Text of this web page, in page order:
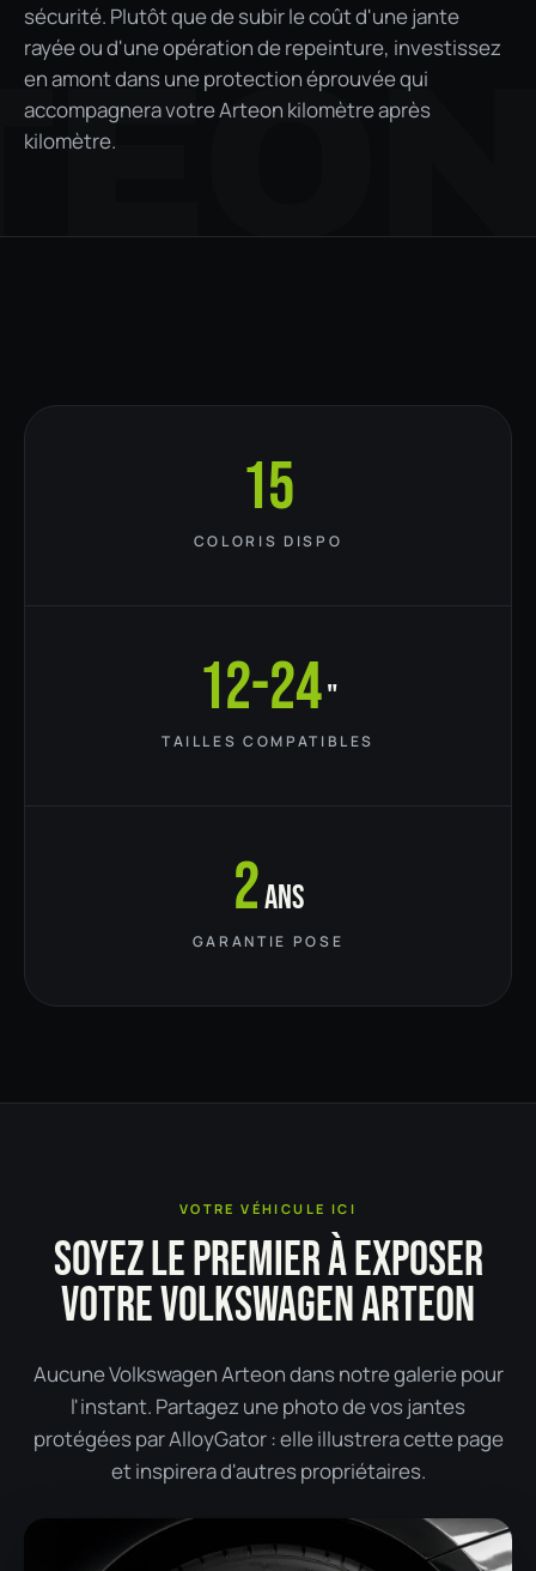
sécurité. Plutôt que de subir le coût d'une jante
rayée ou d'une opération de repeinture, investissez
en amont dans une protection éprouvée qui
accompagnera votre Arteon kilomètre après
kilomètre.
15
COLORIS DISPO
12-24"
TAILLES COMPATIBLES
2ans
GARANTIE POSE
VOTRE VÉHICULE ICI
SOYEZ LE PREMIER À EXPOSER
VOTRE VOLKSWAGEN ARTEON
Aucune Volkswagen Arteon dans notre galerie pour
l'instant. Partagez une photo de vos jantes
protégées par AlloyGator : elle illustrera cette page
et inspirera d'autres propriétaires.